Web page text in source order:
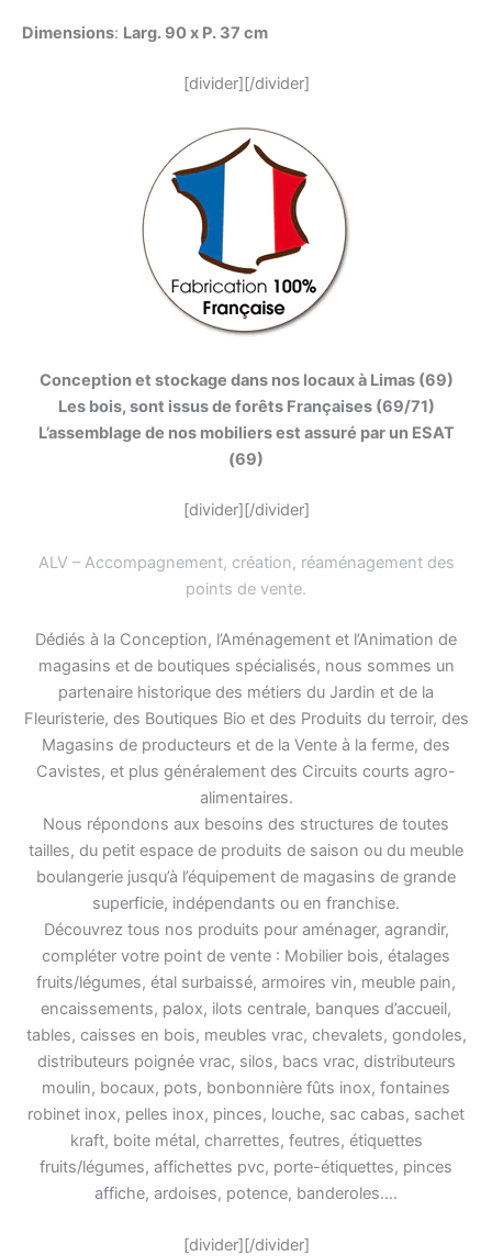
Dimensions: Larg. 90 x P. 37 cm
[divider][/divider]
Conception et stockage dans nos locaux à Limas (69)
Les bois, sont issus de forêts Françaises (69/71)
L’assemblage de nos mobiliers est assuré par un ESAT
(69)
[divider][/divider]
ALV – Accompagnement, création, réaménagement des
points de vente.
Dédiés à la Conception, l’Aménagement et l’Animation de
magasins et de boutiques spécialisés, nous sommes un
partenaire historique des métiers du Jardin et de la
Fleuristerie, des Boutiques Bio et des Produits du terroir, des
Magasins de producteurs et de la Vente à la ferme, des
Cavistes, et plus généralement des Circuits courts agro-
alimentaires.
Nous répondons aux besoins des structures de toutes
tailles, du petit espace de produits de saison ou du meuble
boulangerie jusqu’à l’équipement de magasins de grande
superficie, indépendants ou en franchise.
Découvrez tous nos produits pour aménager, agrandir,
compléter votre point de vente : Mobilier bois, étalages
fruits/légumes, étal surbaissé, armoires vin, meuble pain,
encaissements, palox, ilots centrale, banques d’accueil,
tables, caisses en bois, meubles vrac, chevalets, gondoles,
distributeurs poignée vrac, silos, bacs vrac, distributeurs
moulin, bocaux, pots, bonbonnière fûts inox, fontaines
robinet inox, pelles inox, pinces, louche, sac cabas, sachet
kraft, boite métal, charrettes, feutres, étiquettes
fruits/légumes, affichettes pvc, porte-étiquettes, pinces
affiche, ardoises, potence, banderoles….
[divider][/divider]